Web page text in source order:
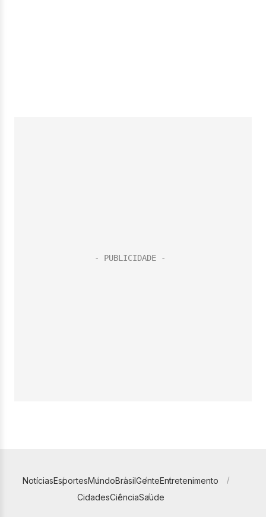
NotíciasEsportesMundoBrasilGenteEntretenimento
CidadesCiênciaSaúde